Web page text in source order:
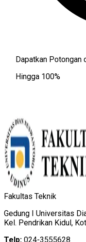
Dapatkan Potongan
Hingga 100%
Fakultas Teknik
Gedung I Universitas
Kel. Pendrikan Kidul,
Telp: 024-3555628